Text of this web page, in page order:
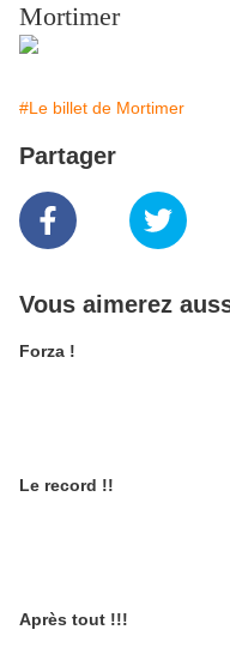
Mortimer
#Le billet de Mortimer
Partager
Vous aimerez
Forza !
Le record !!
Après tout !!!